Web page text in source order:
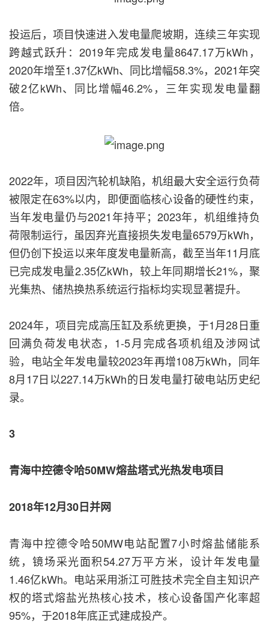
投运后，项目快速进入发电量爬坡期，连续三年实现
跨越式跃升：2019年完成发电量8647.17万kWh，
2020年增至1.37亿kWh、同比增幅58.3%，2021年突
破2亿kWh、同比增幅46.2%，三年实现发电量翻
倍。
2022年，项目因汽轮机缺陷，机组最大安全运行负荷
被限定在63%以内，即便面临核心设备的硬性约束，
当年发电量仍与2021年持平；2023年，机组维持负
荷限制运行，虽因弃光直接损失发电量6579万kWh，
但仍创下投运以来年度发电量新高，截至当年11月底
已完成发电量2.35亿kWh，较上年同期增长21%，聚
光集热、储热换热系统运行指标均实现显著提升。
2024年，项目完成高压缸及系统更换，于1月28日重
回满负荷发电状态，1-5月完成各项机组及涉网试
验，电站全年发电量较2023年再增108万kWh，同年
8月17日以227.14万kWh的日发电量打破电站历史纪
录。
3
青海中控德令哈50MW熔盐塔式光热发电项目
2018年12月30日并网
青海中控德令哈50MW电站配置7小时熔盐储能系
统，镜场采光面积54.27万平方米，设计年发电量
1.46亿kWh。电站采用浙江可胜技术完全自主知识产
权的塔式熔盐光热核心技术，核心设备国产化率超
95%，于2018年底正式建成投产。